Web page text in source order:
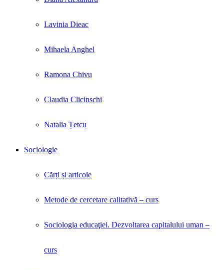
Lavinia Dieac
Mihaela Anghel
Ramona Chivu
Claudia Clicinschi
Natalia Țetcu
Sociologie
Cărți și articole
Metode de cercetare calitativă – curs
Sociologia educaţiei. Dezvoltarea capitalului uman –
curs